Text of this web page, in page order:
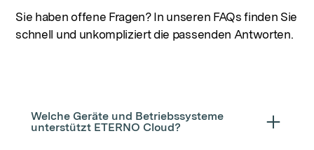
Sie haben offene Fragen? In unseren FAQs finden Sie
schnell und unkompliziert die passenden Antworten.
Welche Geräte und Betriebssysteme
unterstützt ETERNO Cloud?